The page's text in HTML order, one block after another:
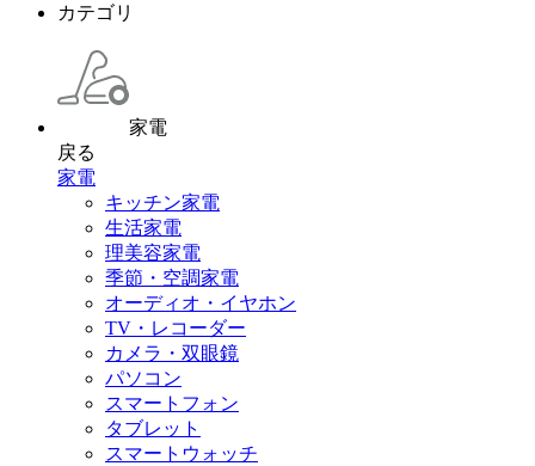
カテゴリ
家電
戻る
家電
キッチン家電
生活家電
理美容家電
季節・空調家電
オーディオ・イヤホン
TV・レコーダー
カメラ・双眼鏡
パソコン
スマートフォン
タブレット
スマートウォッチ